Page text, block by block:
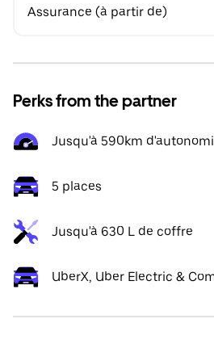
Assurance (à partir de)
Perks from the partner
Jusqu'à 590km
5 places
Jusqu'à 630 L de coffre
UberX, Uber Electric &